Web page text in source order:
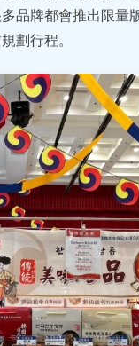
品牌都會推出限量
劃行程。